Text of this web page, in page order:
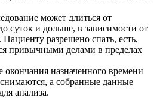
может длиться от
суток и дольше, в зависимости от
разрешено спать, есть,
привычными делами в пределах
окончания назначенного времени
а собранные данные
анализа.